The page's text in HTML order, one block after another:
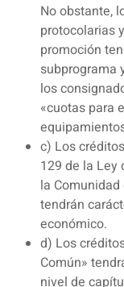
No obstante,
protocolarias
promoción
subprograma
los
«cuotas para
c) Los
129 de la Ley
la
tendrán
económico.
d) Los
Común»
nivel de